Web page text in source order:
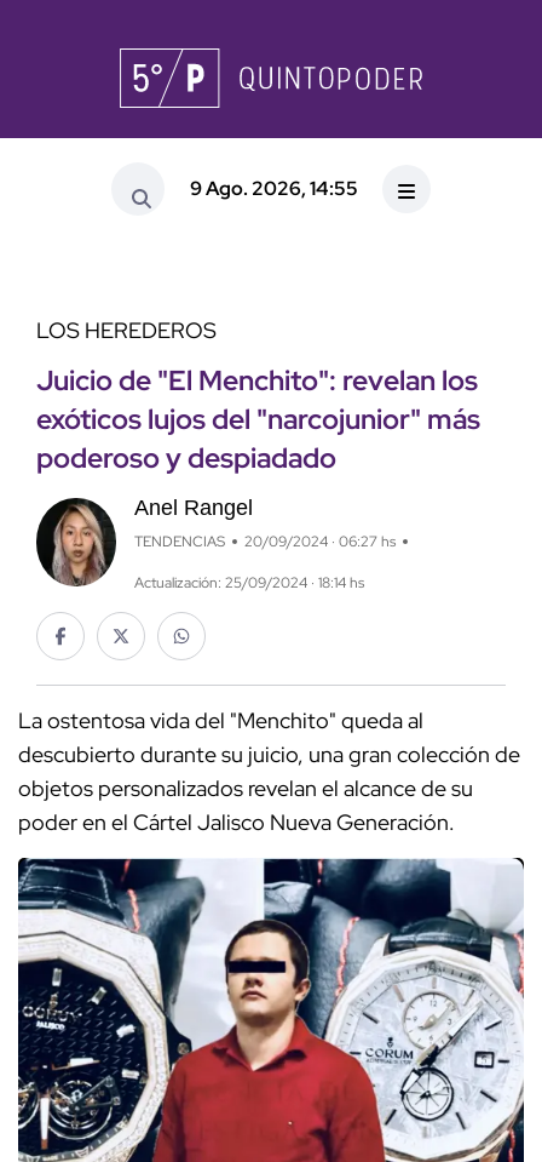
9 Ago. 2026, 14:55
LOS HEREDEROS
Juicio de "El Menchito": revelan los
exóticos lujos del "narcojunior" más
poderoso y despiadado
Anel Rangel
TENDENCIAS 20/09/2024 · 06:27 hs
Actualización: 25/09/2024 · 18:14 hs
La ostentosa vida del "Menchito" queda al
descubierto durante su juicio, una gran colección de
objetos personalizados revelan el alcance de su
poder en el Cártel Jalisco Nueva Generación.